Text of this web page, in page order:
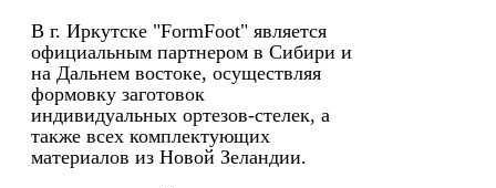
В г. Иркутске "FormFoot" является
официальным партнером в Сибири и
на Дальнем востоке, осуществляя
формовку заготовок
индивидуальных ортезов-стелек, а
также всех комплектующих
материалов из Новой Зеландии.